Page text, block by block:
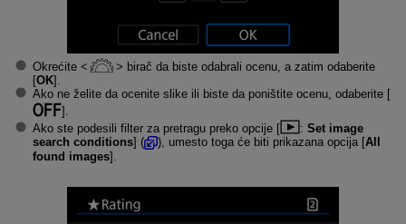
Okrećite
birač da biste odabrali ocenu, a zatim odaberite
[OK].
Ako ne želite da ocenite slike ili biste da poništite ocenu, odaberite [
].
Ako ste podesili filter za pretragu preko opcije [
: Set image
search conditions] ( ), umesto toga će biti prikazana opcija [All
found images].